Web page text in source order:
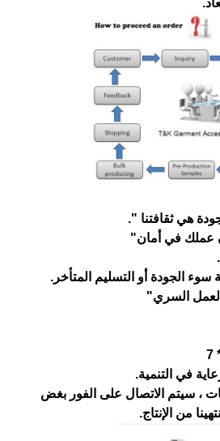
هي ثقافتنا ".
عملك في أمان"
سوء الجودة أو التسليم المتأخر.
السري"
في التنمية.
، سيتم الاتصال على الفور بغض
من الإنتاج.